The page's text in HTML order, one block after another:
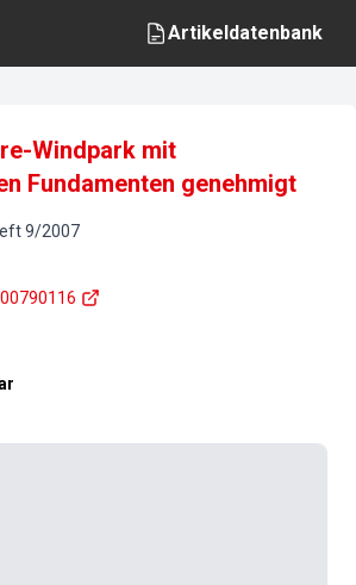
Artikeldatenbank
Windpark mit
Fundamenten genehmigt
9/2007